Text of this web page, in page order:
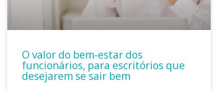
O valor do bem-estar dos
funcionários, para escritórios que
desejarem se sair bem